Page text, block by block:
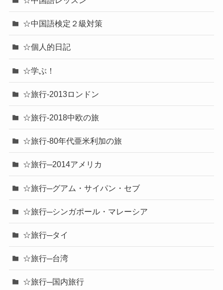
☆中国語検定２級対策
☆個人的日記
☆学ぶ！
☆旅行-2013ロンドン
☆旅行-2018中欧の旅
☆旅行-80年代亜米利加の旅
☆旅行─2014アメリカ
☆旅行─グアム・サイパン・セブ
☆旅行─シンガポール・マレーシア
☆旅行─タイ
☆旅行─台湾
☆旅行─国内旅行